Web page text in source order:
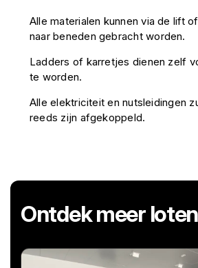
Alle materialen kunnen via de lift
naar beneden gebracht worden.
Ladders of karretjes dienen zelf
te worden.
Alle elektriciteit en nutsleidingen
reeds zijn afgekoppeld.
Ontdek meer loten